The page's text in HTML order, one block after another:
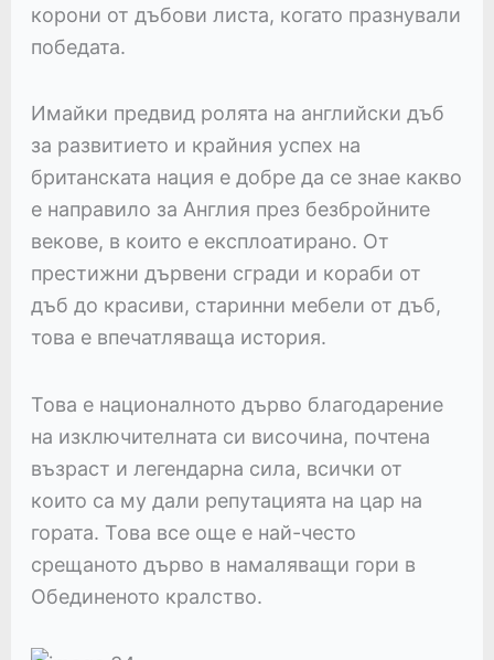
корони от дъбови листа, когато празнували
победата.
Имайки предвид ролята на английски дъб
за развитието и крайния успех на
британската нация е добре да се знае какво
е направило за Англия през безбройните
векове, в които е експлоатирано. От
престижни дървени сгради и кораби от
дъб до красиви, старинни мебели от дъб,
това е впечатляваща история.
Това е националното дърво благодарение
на изключителната си височина, почтена
възраст и легендарна сила, всички от
които са му дали репутацията на цар на
гората. Това все още е най-често
срещаното дърво в намаляващи гори в
Обединеното кралство.